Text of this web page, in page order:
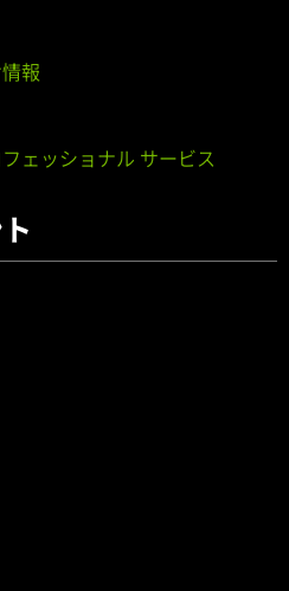
報
ェッショナル サービス